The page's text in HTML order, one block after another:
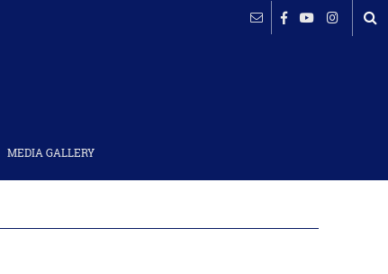
MEDIA GALLERY